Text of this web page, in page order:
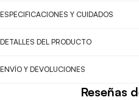
ESPECIFICACIONES Y CUIDADOS
DETALLES DEL PRODUCTO
ENVÍO Y DEVOLUCIONES
Reseñas